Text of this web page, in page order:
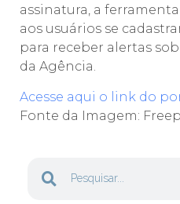
assinatura, a
aos usuários se
para receber alertas
da Agência.
Acesse aqui o link do
Fonte da Imagem: